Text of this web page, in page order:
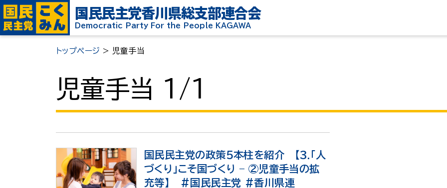
国民民主党香川県総支部連合会
Democratic Party For the People KAGAWA
トップページ > 児童手当
児童手当 1/1
国民民主党の政策５本柱を紹介 【3.「人
づくり」こそ国づくり – ②児童手当の拡
充等】 ＃国民民主党 #香川県連